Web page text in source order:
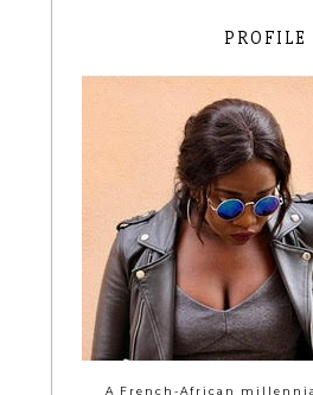
PROFILE
A French-African